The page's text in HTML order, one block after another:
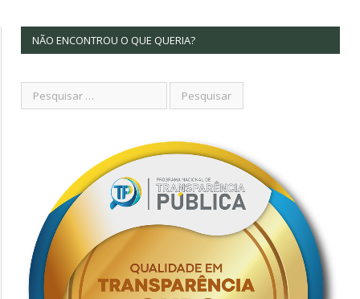
NÃO ENCONTROU O QUE QUERIA?